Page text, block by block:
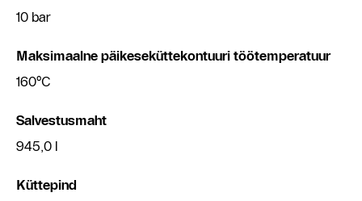
10 bar
Maksimaalne päikeseküttekontuuri töötemperatuur
160°C
Salvestusmaht
945,0 l
Küttepind